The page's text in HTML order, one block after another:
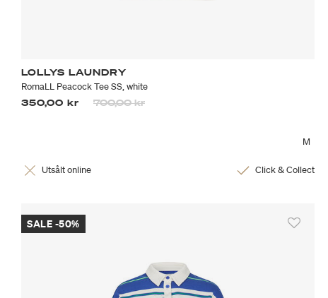
LOLLYS LAUNDRY
RomaLL Peacock Tee SS, white
350,00 kr
Priset är nedsatt från
700,00 krtill
M
Utsålt online Click & Collect
SALE -50%